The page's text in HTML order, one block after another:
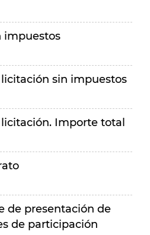
impuestos
sin impuestos
Importe total
de presentación de
de participación